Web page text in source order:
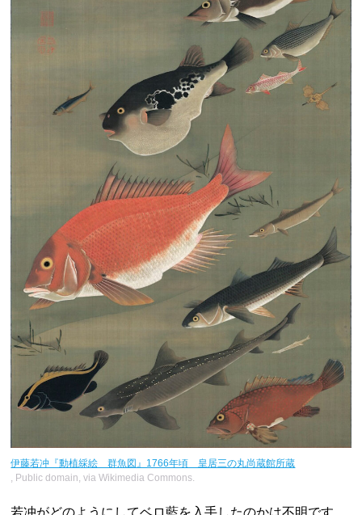
伊藤若冲『動植綵絵 群魚図』1766年頃 皇居三の丸尚蔵館所蔵
, Public domain, via Wikimedia Commons.
若冲がどのようにしてベロ藍を入手したのかは不明です